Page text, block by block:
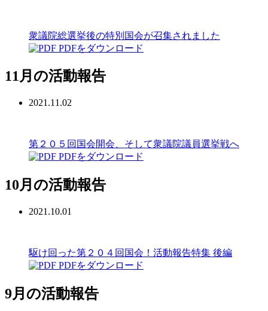
衆議院総選挙後の特別国会が召集されました
PDFをダウンロード
11月の活動報告
2021.11.02
第２０５回国会開会、そして衆議院議員選挙戦へ
PDFをダウンロード
10月の活動報告
2021.10.01
駆け回った第２０４回国会！活動報告特集 後編
PDFをダウンロード
9月の活動報告